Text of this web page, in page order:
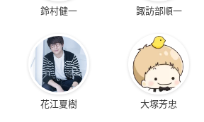
鈴村健一 諏訪部順一
花江夏樹 大塚芳忠